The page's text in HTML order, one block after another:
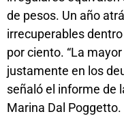
de pesos. Un año
irrecuperables
por ciento. “La
justamente en los
señaló el informe de
Marina Dal Poggetto.